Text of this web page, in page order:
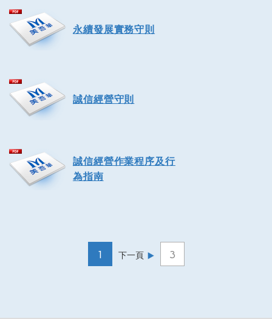
永續發展實務守則
誠信經營守則
誠信經營作業程序及行
為指南
1 下一頁 3